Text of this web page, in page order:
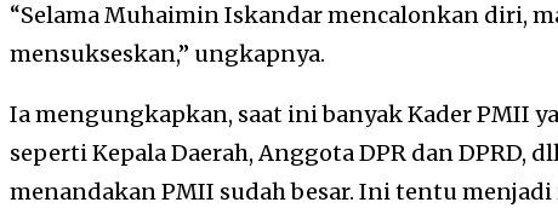
“Selama Muhaimin Iskandar mencalonkan diri,
mensukseskan,” ungkapnya.
Ia mengungkapkan, saat ini banyak Kader PMII
seperti Kepala Daerah, Anggota DPR dan DPRD,
menandakan PMII sudah besar. Ini tentu